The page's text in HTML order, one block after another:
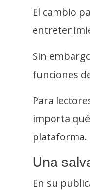
C
n
t
c
o
y
u
b
El cambio
Sin
funciones
Para
importa
plataforma.
Una
En su